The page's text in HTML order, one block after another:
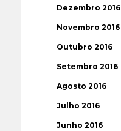
Dezembro 2016
Novembro 2016
Outubro 2016
Setembro 2016
Agosto 2016
Julho 2016
Junho 2016